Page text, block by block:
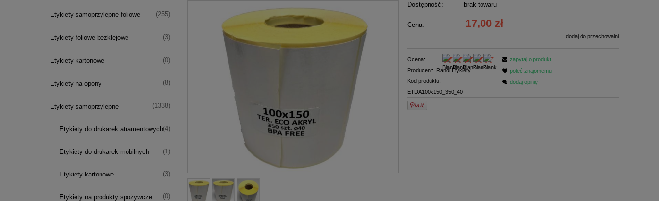
Etykiety samoprzylepne foliowe (255)
Etykiety foliowe bezklejowe (3)
Etykiety kartonowe (0)
Etykiety na opony (8)
Etykiety samoprzylepne (1338)
Etykiety do drukarek atramentowych(4)
Etykiety do drukarek mobilnych (1)
Etykiety kartonowe (3)
Etykiety na produkty spożywcze (0)
Dostępność: brak towaru
Cena: 17,00 zł
dodaj do przechowalni
Ocena:
Producent:
Randi Etykiety
Kod produktu:
ETDA100x150_350_40
zapytaj o produkt
poleć znajomemu
dodaj opinię